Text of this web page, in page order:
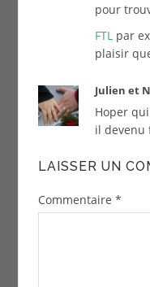
pour
FTL par
plaisir
Julien et
Hoper
il devenu
LAISSER UN
Commentaire *